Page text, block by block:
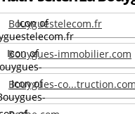
Bouyguestelecom.fr
Bouygues-immobilier.com
Bouygues-